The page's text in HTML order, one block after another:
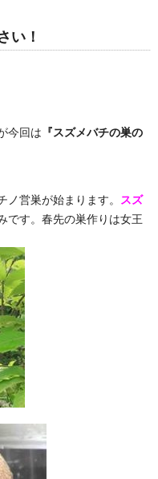
い！
今回は 『スズメバチの巣の
営巣が始まります。 スズ
です。春先の巣作りは女王